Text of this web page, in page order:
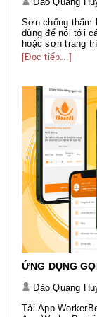
Sơn chống thấm
dùng để nói tới
hoặc sơn trang
đa dạng như gốc
nhiều hạng mục
[Đọc tiếp...]
ỨNG DỤNG
Đào Quang
Tải App